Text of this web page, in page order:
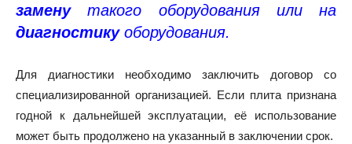
заменутакого оборудования или на
диагностикуоборудования.
Для диагностики необходимо заключить договор со
специализированной организацией. Если плита признана
годной к дальнейшей эксплуатации, её использование
может быть продолжено на указанный в заключении срок.